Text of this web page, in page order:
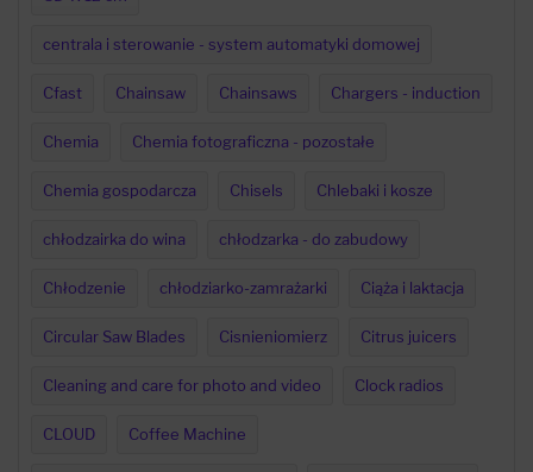
centrala i sterowanie - system automatyki domowej
Cfast Chainsaw Chainsaws Chargers - induction
Chemia Chemia fotograficzna - pozostałe
Chemia gospodarcza Chisels Chlebaki i kosze
chłodzairka do wina chłodzarka - do zabudowy
Chłodzenie chłodziarko-zamrażarki Ciąża i laktacja
Circular Saw Blades Cisnieniomierz Citrus juicers
Cleaning and care for photo and video Clock radios
CLOUD Coffee Machine